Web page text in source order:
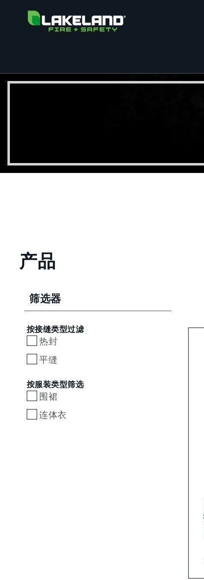
产品
筛选器
按接缝类型过滤
热封
平缝
按服装类型筛选
围裙
连体衣